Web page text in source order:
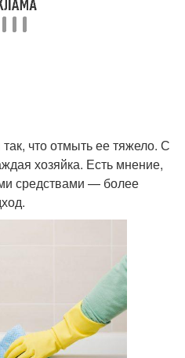
что отмыть ее тяжело. С
хозяйка. Есть мнение,
средствами — более